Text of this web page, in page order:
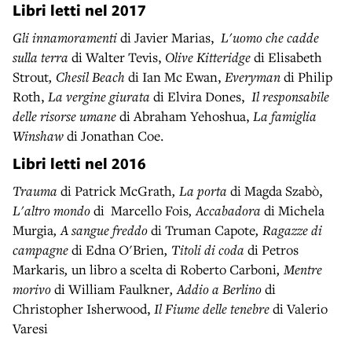
Libri letti nel 2017
Gli innamoramentidi Javier Marias, L'uomo che cadde
sulla terra di Walter Tevis, Olive Kitteridgedi Elisabeth
Strout, Chesil Beach di Ian Mc Ewan, Everymandi Philip
Roth, La vergine giurata di Elvira Dones, Il responsabile
delle risorse umanedi Abraham Yehoshua, La famiglia
Winshawdi Jonathan Coe.
Libri letti nel 2016
Trauma di Patrick McGrath, La porta di Magda Szabò,
L'altro mondodi Marcello Fois, Accabadora di Michela
Murgia, A sangue freddodi Truman Capote, Ragazze di
campagnedi Edna O'Brien, Titoli di coda di Petros
Markaris, un libro a scelta di Roberto Carboni, Mentre
morivodi William Faulkner, Addio a Berlinodi
Christopher Isherwood, Il Fiume delle tenebredi Valerio
Varesi